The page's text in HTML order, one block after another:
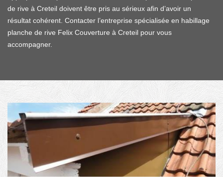
de rive à Creteil doivent être pris au sérieux afin d’avoir un
résultat cohérent. Contacter l’entreprise spécialisée en habillage
planche de rive Felix Couverture à Creteil pour vous
accompagner.